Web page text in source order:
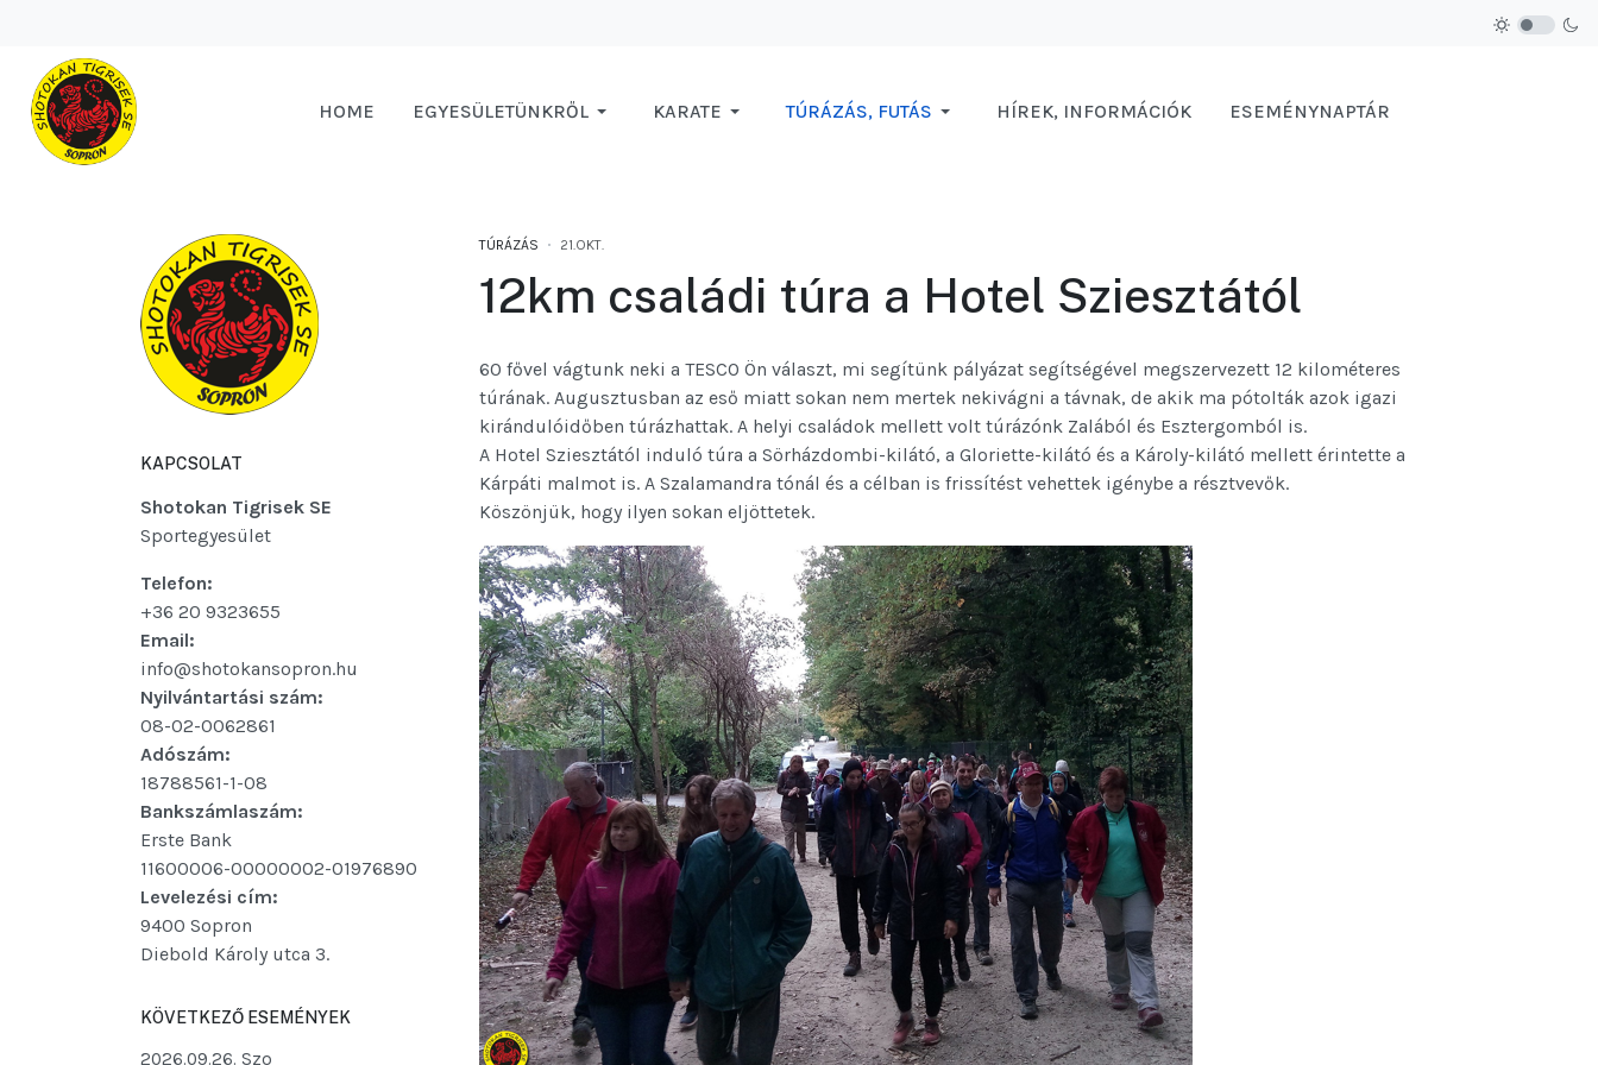
HOME EGYESÜLETÜNKRŐL KARATE TÚRÁZÁS, FUTÁS HÍREK, INFORMÁCIÓK ESEMÉNYNAPTÁR
TÚRÁZÁS 21.OKT.
12km családi túra a Hotel Sziesztától
60 fővel vágtunk neki a TESCO Ön választ, mi segítünk pályázat segítségével megszervezett 12 kilométeres
túrának. Augusztusban az eső miatt sokan nem mertek nekivágni a távnak, de akik ma pótolták azok igazi
kirándulóidőben túrázhattak. A helyi családok mellett volt túrázónk Zalából és Esztergomból is.
A Hotel Sziesztától induló túra a Sörházdombi-kilátó, a Gloriette-kilátó és a Károly-kilátó mellett érintette a
Kárpáti malmot is. A Szalamandra tónál és a célban is frissítést vehettek igénybe a résztvevők.
Köszönjük, hogy ilyen sokan eljöttetek.
KAPCSOLAT
Shotokan Tigrisek SE
Sportegyesület
Telefon:
+36 20 9323655
Email:
info@shotokansopron.hu
Nyilvántartási szám:
08-02-0062861
Adószám:
18788561-1-08
Bankszámlaszám:
Erste Bank
11600006-00000002-01976890
Levelezési cím:
9400 Sopron
Diebold Károly utca 3.
KÖVETKEZŐ ESEMÉNYEK
2026.09.26. Szo